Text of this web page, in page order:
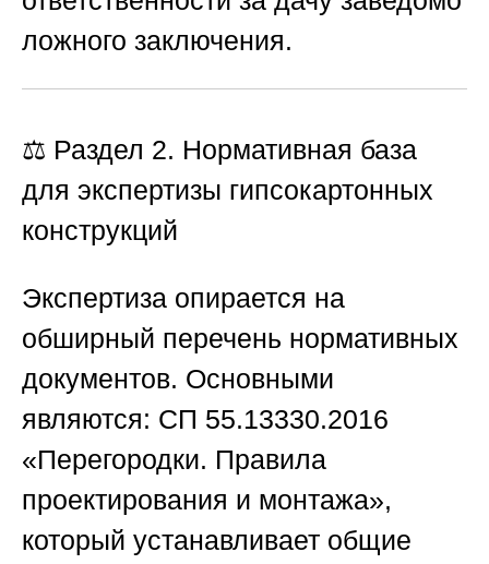
ложного заключения.
⚖️ Раздел 2. Нормативная база
для экспертизы гипсокартонных
конструкций
Экспертиза опирается на
обширный перечень нормативных
документов. Основными
являются: СП 55.13330.2016
«Перегородки. Правила
проектирования и монтажа»,
который устанавливает общие